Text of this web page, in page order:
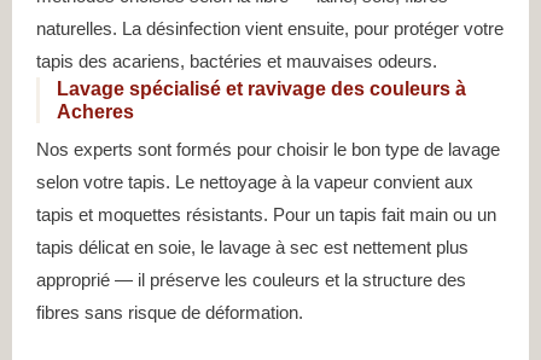
naturelles. La désinfection vient ensuite, pour protéger votre
tapis des acariens, bactéries et mauvaises odeurs.
Lavage spécialisé et ravivage des couleurs à
Acheres
Nos experts sont formés pour choisir le bon type de lavage
selon votre tapis. Le nettoyage à la vapeur convient aux
tapis et moquettes résistants. Pour un tapis fait main ou un
tapis délicat en soie, le lavage à sec est nettement plus
approprié — il préserve les couleurs et la structure des
fibres sans risque de déformation.